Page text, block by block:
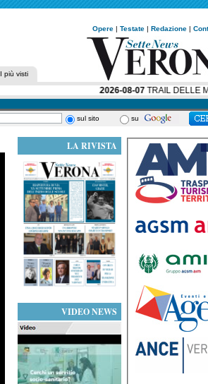
Opere | Testate | Redazione |
I più visti
2026-08-07TRAIL DELLE
sul sito su
LA RIVISTA
VIDEO NEWS